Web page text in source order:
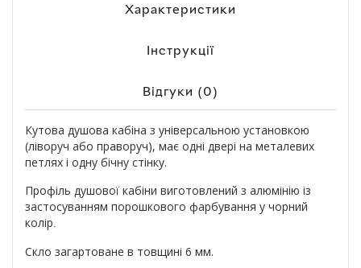
Характеристики
Інструкції
Відгуки (0)
Кутова душова кабіна з універсальною установкою
(ліворуч або праворуч), має одні двері на металевих
петлях і одну бічну стінку.
Профіль душової кабіни виготовлений з алюмінію із
застосуванням порошкового фарбування у чорний
колір.
Скло загартоване в товщині 6 мм.